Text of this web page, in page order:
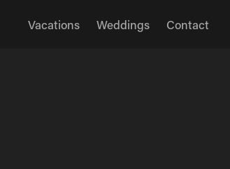
Vacations Weddings Contact